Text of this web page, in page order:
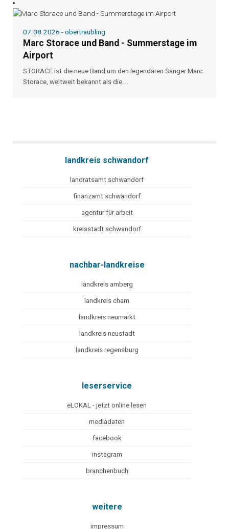
07.08.2026 - obertraubling
Marc Storace und Band - Summerstage im
Airport
STORACE ist die neue Band um den legendären Sänger Marc
Storace, weltweit bekannt als die...
landkreis schwandorf
landratsamt schwandorf
finanzamt schwandorf
agentur für arbeit
kreisstadt schwandorf
nachbar-landkreise
landkreis amberg
landkreis cham
landkreis neumarkt
landkreis neustadt
landkreis regensburg
leserservice
eLOKAL - jetzt online lesen
mediadaten
facebook
instagram
branchenbuch
weitere
impressum